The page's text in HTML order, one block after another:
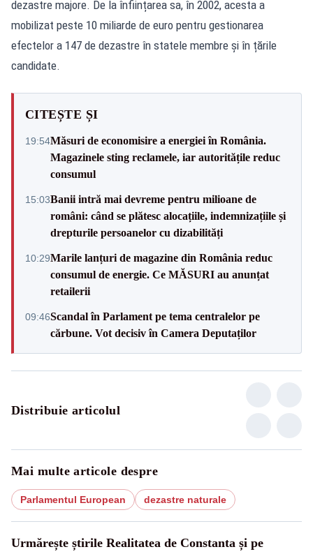
dezastre majore. De la înființarea sa, în 2002, acesta a
mobilizat peste 10 miliarde de euro pentru gestionarea
efectelor a 147 de dezastre în statele membre și în țările
candidate.
CITEȘTE ȘI
19:54Măsuri de economisire a energiei în România.
Magazinele sting reclamele, iar autoritățile reduc
consumul
15:03Banii intră mai devreme pentru milioane de
români: când se plătesc alocațiile, indemnizațiile și
drepturile persoanelor cu dizabilități
10:29Marile lanțuri de magazine din România reduc
consumul de energie. Ce MĂSURI au anunțat
retailerii
09:46Scandal în Parlament pe tema centralelor pe
cărbune. Vot decisiv în Camera Deputaților
Distribuie articolul
Mai multe articole despre
Parlamentul European dezastre naturale
Urmărește știrile Realitatea de Constanta și pe